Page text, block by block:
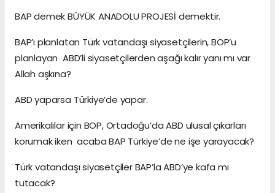
BAP demek BÜYÜK ANADOLU PROJESİ demektir.
BAP’ı planlatan Türk vatandaşı siyasetçilerin, BOP’u
planlayan ABD’li siyasetçilerden aşağı kalır yanı mı var
Allah aşkına?
ABD yaparsa Türkiye’de yapar.
Amerikalılar için BOP, Ortadoğu’da ABD ulusal çıkarları
korumak iken acaba BAP Türkiye’de ne işe yarayacak?
Türk vatandaşı siyasetçiler BAP’la ABD’ye kafa mı
tutacak?